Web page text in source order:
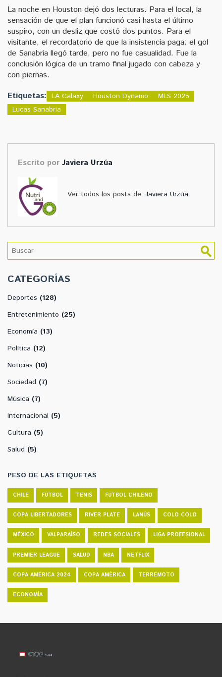
La noche en Houston dejó dos lecturas. Para el local, la
sensación de que el plan funcionó casi hasta el último
suspiro, con un desliz que costó dos puntos. Para el
visitante, el recordatorio de que la insistencia paga: el gol
de Sanabria llegó tarde, pero no fue casualidad. Fue la
conclusión lógica de un tramo final jugado con cabeza y
con piernas.
Etiquetas: LA Galaxy Houston Dynamo
MLS 2025
Lucas Sanabria
Escrito por Javiera Urzúa
Ver todos los posts de: Javiera Urzúa
CATEGORÍAS
Deportes (128)
Entretenimiento (25)
Economía (13)
Política (12)
Noticias (10)
Sociedad (7)
Música (7)
Internacional (5)
Cultura (5)
Salud (5)
PESO DE LAS ETIQUETAS
CHILE FÚTBOL TENIS FÚTBOL CHILENO
COPA LIBERTADORES RIVER PLATE LANÚS COLO COLO
MÉXICO VALPARAÍSO REDES SOCIALES LIGA PROFESIONAL
PREMIER LEAGUE SALUD NBA NETFLIX
COPA AMÉRICA 2024 COPA AMÉRICA TERREMOTO
ECONOMÍA